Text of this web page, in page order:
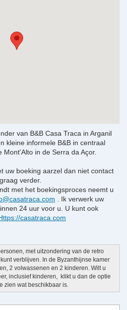
van B&B Casa Traca in Arganil
kleine informele B&B in centraal
in de Serra da Açor.
uw boeking aarzel dan niet contact
verder.
met het boekingsproces neemt u
. Ik verwerk uw
24 uur voor u. U kunt ook
casatraca.com
met uitzondering van de retro
verblijven. In de Byzanthijnse kamer
2 volwassenen en 2 kinderen. Wilt u
inclusief kinderen, klikt u dan de optie
zien wat beschikbaar is.